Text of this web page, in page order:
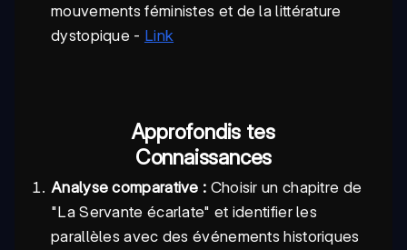
mouvements féministes et de la littérature
dystopique - Link
Approfondis tes
Connaissances
Analyse comparative : Choisir un chapitre de
"La Servante écarlate" et identifier les
parallèles avec des événements historiques